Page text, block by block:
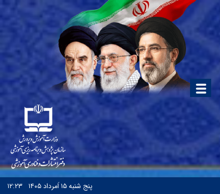
پنج شنبه۱۵ اَمرداد ۱۴۰۵ ۱۲:۲۳